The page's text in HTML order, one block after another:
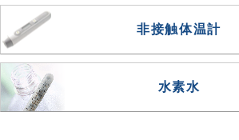
非接触体温計
水素水